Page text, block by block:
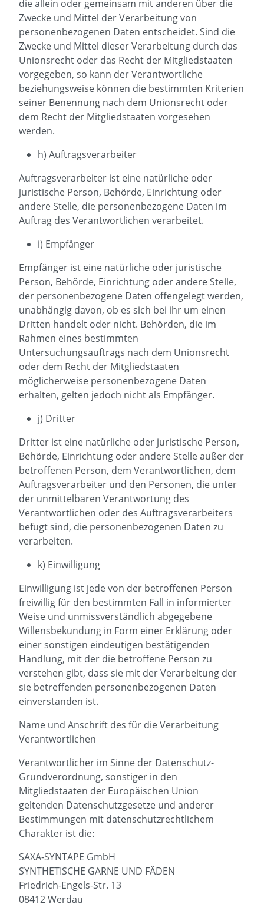
die allein oder gemeinsam mit anderen über die
Zwecke und Mittel der Verarbeitung von
personenbezogenen Daten entscheidet. Sind die
Zwecke und Mittel dieser Verarbeitung durch das
Unionsrecht oder das Recht der Mitgliedstaaten
vorgegeben, so kann der Verantwortliche
beziehungsweise können die bestimmten Kriterien
seiner Benennung nach dem Unionsrecht oder
dem Recht der Mitgliedstaaten vorgesehen
werden.
h) Auftragsverarbeiter
Auftragsverarbeiter ist eine natürliche oder
juristische Person, Behörde, Einrichtung oder
andere Stelle, die personenbezogene Daten im
Auftrag des Verantwortlichen verarbeitet.
i) Empfänger
Empfänger ist eine natürliche oder juristische
Person, Behörde, Einrichtung oder andere Stelle,
der personenbezogene Daten offengelegt werden,
unabhängig davon, ob es sich bei ihr um einen
Dritten handelt oder nicht. Behörden, die im
Rahmen eines bestimmten
Untersuchungsauftrags nach dem Unionsrecht
oder dem Recht der Mitgliedstaaten
möglicherweise personenbezogene Daten
erhalten, gelten jedoch nicht als Empfänger.
j) Dritter
Dritter ist eine natürliche oder juristische Person,
Behörde, Einrichtung oder andere Stelle außer der
betroffenen Person, dem Verantwortlichen, dem
Auftragsverarbeiter und den Personen, die unter
der unmittelbaren Verantwortung des
Verantwortlichen oder des Auftragsverarbeiters
befugt sind, die personenbezogenen Daten zu
verarbeiten.
k) Einwilligung
Einwilligung ist jede von der betroffenen Person
freiwillig für den bestimmten Fall in informierter
Weise und unmissverständlich abgegebene
Willensbekundung in Form einer Erklärung oder
einer sonstigen eindeutigen bestätigenden
Handlung, mit der die betroffene Person zu
verstehen gibt, dass sie mit der Verarbeitung der
sie betreffenden personenbezogenen Daten
einverstanden ist.
Name und Anschrift des für die Verarbeitung
Verantwortlichen
Verantwortlicher im Sinne der Datenschutz-
Grundverordnung, sonstiger in den
Mitgliedstaaten der Europäischen Union
geltenden Datenschutzgesetze und anderer
Bestimmungen mit datenschutzrechtlichem
Charakter ist die:
SAXA-SYNTAPE GmbH
SYNTHETISCHE GARNE UND FÄDEN
Friedrich-Engels-Str. 13
08412 Werdau